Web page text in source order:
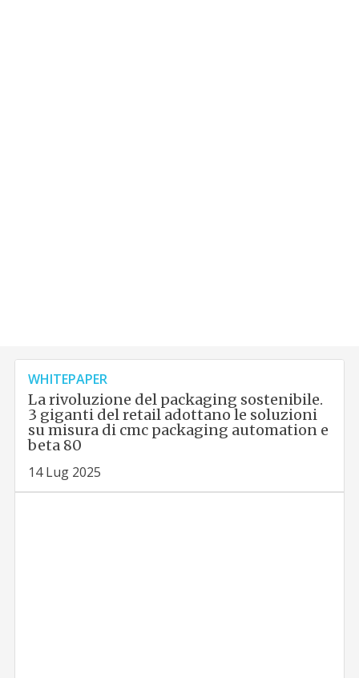
WHITEPAPER
La rivoluzione del packaging sostenibile.
3 giganti del retail adottano le soluzioni
su misura di cmc packaging automation e
beta 80
14 Lug 2025